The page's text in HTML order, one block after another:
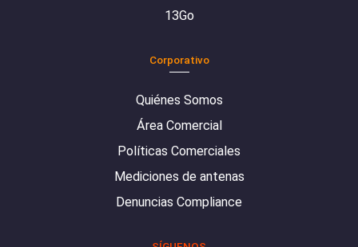
13Go
Corporativo
Quiénes Somos
Área Comercial
Políticas Comerciales
Mediciones de antenas
Denuncias Compliance